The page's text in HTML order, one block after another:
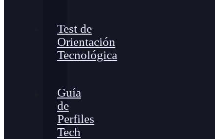
Test de
Orientación
Tecnológica
Guía
de
Perfiles
Tech